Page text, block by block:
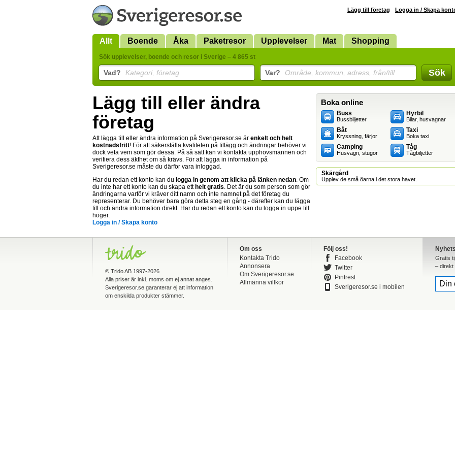
Lägg till företag Logga in / Skapa
Allt Boende Åka Paketresor Upplevelser Mat Shopping
Sök upplevelser, boende och resor i Sverige – 4 865 st
Vad? Kategori, företag Var? Område, kommun, adress, från/till Sök
Lägg till eller ändra
företag
Att lägga till eller ändra information på Sverigeresor.se är enkelt och helt
kostnadsfritt! För att säkerställa kvaliteten på tillägg och ändringar behöver vi
dock veta vem som gör dessa. På så sätt kan vi kontakta upphovsmannen och
verifiera dess äkthet om så krävs. För att lägga in information på
Sverigeresor.se måste du därför vara inloggad.
Har du redan ett konto kan du logga in genom att klicka på länken nedan. Om
du inte har ett konto kan du skapa ett helt gratis. Det är du som person som gör
ändringarna varför vi kräver ditt namn och inte namnet på det företag du
representerar. Du behöver bara göra detta steg en gång - därefter kan du lägga
till och ändra information direkt. Har du redan ett konto kan du logga in uppe till
höger.
Logga in / Skapa konto
Boka online
Buss
Bussbiljetter
Båt
Kryssning, färjor
Camping
Husvagn, stugor
Hyrbil
Bilar, husvagnar
Taxi
Boka taxi
Tåg
Tågbiljetter
Skärgård
Upplev de små öarna i det stora havet.
© Trido AB 1997-2026
Alla priser är inkl. moms om ej annat anges.
Sverigeresor.se garanterar ej att information
om enskilda produkter stämmer.
Om oss
Kontakta Trido
Annonsera
Om Sverigeresor.se
Allmänna villkor
Följ oss!
Facebook
Twitter
Pintrest
Sverigeresor.se i mobilen
Gratis
– direkt